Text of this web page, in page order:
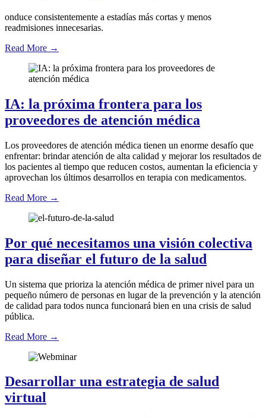
onduce consistentemente a estadías más cortas y menos
readmisiones innecesarias.
Read More →
IA: la próxima frontera para los
proveedores de atención médica
Los proveedores de atención médica tienen un enorme desafío que
enfrentar: brindar atención de alta calidad y mejorar los resultados de
los pacientes al tiempo que reducen costos, aumentan la eficiencia y
aprovechan los últimos desarrollos en terapia con medicamentos.
Read More →
Por qué necesitamos una visión colectiva
para diseñar el futuro de la salud
Un sistema que prioriza la atención médica de primer nivel para un
pequeño número de personas en lugar de la prevención y la atención
de calidad para todos nunca funcionará bien en una crisis de salud
pública.
Read More →
Desarrollar una estrategia de salud
virtual